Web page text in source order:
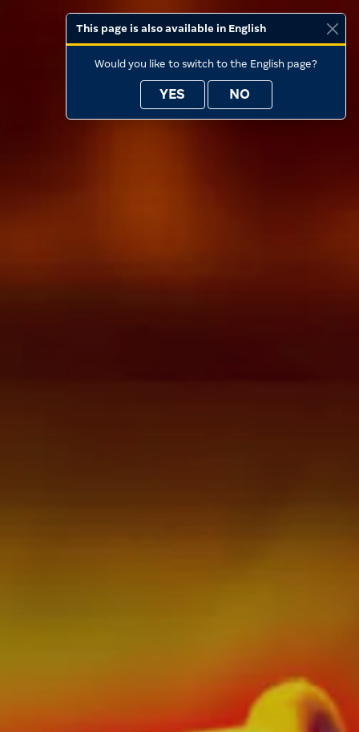
This page is also available in English
Would you like to switch to the English page?
YES NO